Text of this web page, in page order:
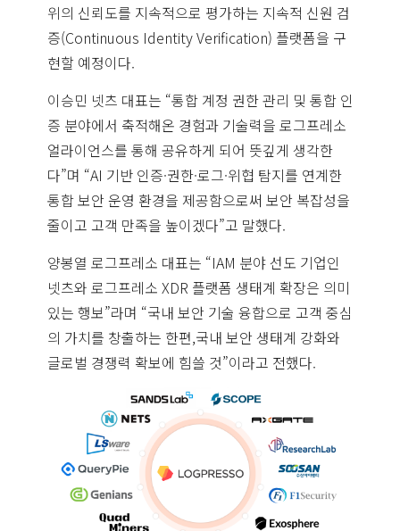
위의 신뢰도를 지속적으로 평가하는 지속적 신원 검
증(Continuous Identity Verification) 플랫폼을 구
현할 예정이다.
이승민 넷츠 대표는 “통합 계정 권한 관리 및 통합 인
증 분야에서 축적해온 경험과 기술력을 로그프레소
얼라이언스를 통해 공유하게 되어 뜻깊게 생각한
다”며 “AI 기반 인증·권한·로그·위협 탐지를 연계한
통합 보안 운영 환경을 제공함으로써 보안 복잡성을
줄이고 고객 만족을 높이겠다”고 말했다.
양봉열 로그프레소 대표는 “IAM 분야 선도 기업인
넷츠와 로그프레소 XDR 플랫폼 생태계 확장은 의미
있는 행보”라며 “국내 보안 기술 융합으로 고객 중심
의 가치를 창출하는 한편,국내 보안 생태계 강화와
글로벌 경쟁력 확보에 힘쓸 것”이라고 전했다.